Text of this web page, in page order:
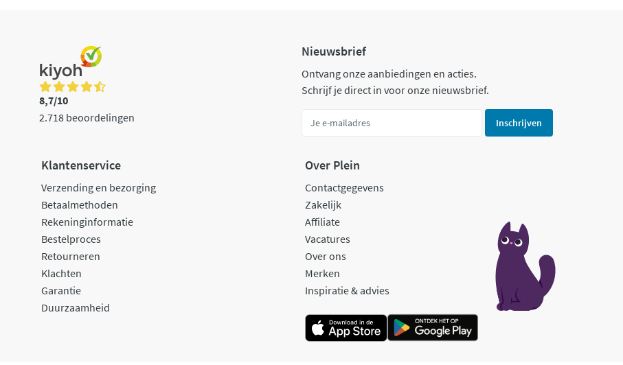
8,7/10
2.718 beoordelingen
Nieuwsbrief
Ontvang onze aanbiedingen en acties.
Schrijf je direct in voor onze nieuwsbrief.
Inschrijven
Klantenservice
Verzending en bezorging
Betaalmethoden
Rekeninginformatie
Bestelproces
Retourneren
Klachten
Garantie
Duurzaamheid
Over Plein
Contactgegevens
Zakelijk
Affiliate
Vacatures
Over ons
Merken
Inspiratie & advies